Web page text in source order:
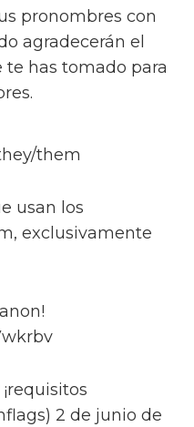
pronombres con
agradecerán el
has tomado para
them
usan los
exclusivamente
2 de junio de